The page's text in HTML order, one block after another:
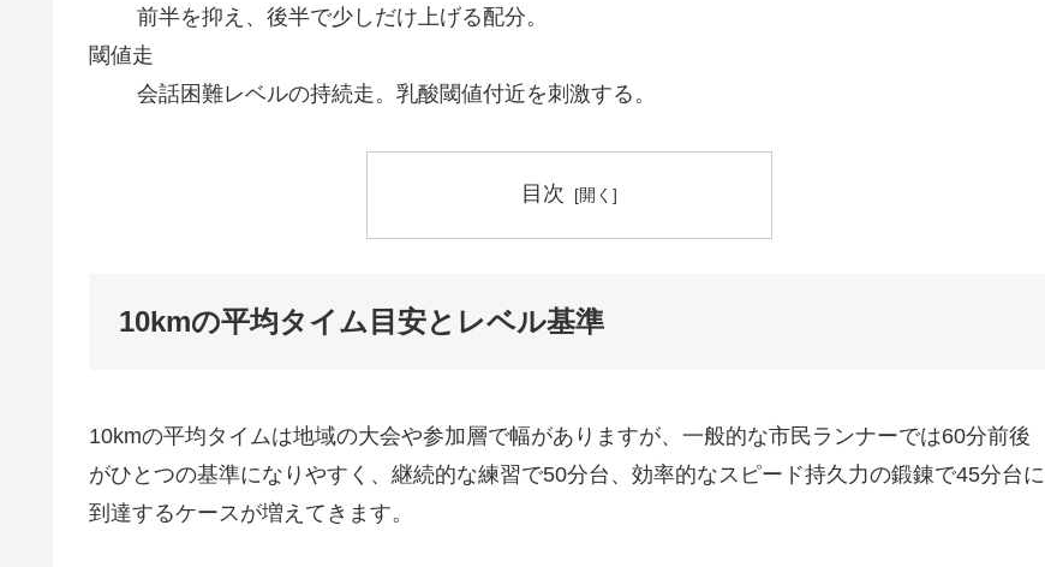
前半を抑え、後半で少しだけ上げる配分。
閾値走
会話困難レベルの持続走。乳酸閾値付近を刺激する。
目次
10kmの平均タイム目安とレベル基準
10kmの平均タイムは地域の大会や参加層で幅がありますが、一般的な市民ランナーでは60分前後
がひとつの基準になりやすく、継続的な練習で50分台、効率的なスピード持久力の鍛錬で45分台に
到達するケースが増えてきます。